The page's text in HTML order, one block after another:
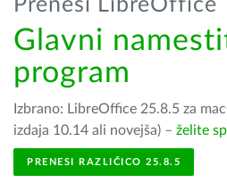
Prenesi LibreOffice
Glavni
program
Izbrano: LibreOffice 25.8.5 za
izdaja 10.14 ali novejša) – želite
PRENESI RAZLIČICO 25.8.5